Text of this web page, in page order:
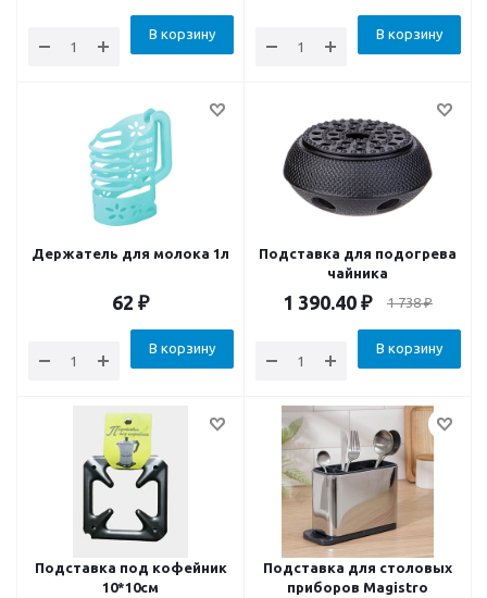
В корзину В корзину
Держатель для молока 1л
62 ₽
В корзину
Подставка для подогрева
чайника
1 390.40 ₽ 1 738₽
В корзину
Подставка под кофейник
10*10см
Подставка для столовых
приборов Magistro